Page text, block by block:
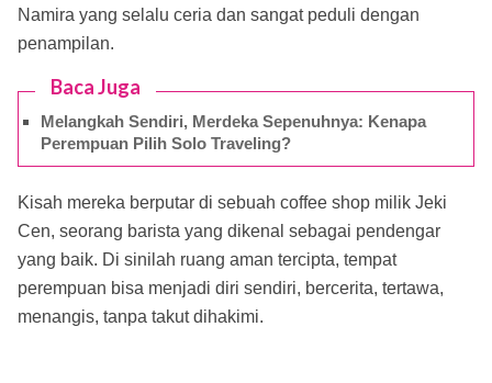
Namira yang selalu ceria dan sangat peduli dengan
penampilan.
Baca Juga
Melangkah Sendiri, Merdeka Sepenuhnya: Kenapa
Perempuan Pilih Solo Traveling?
Kisah mereka berputar di sebuah coffee shop milik Jeki
Cen, seorang barista yang dikenal sebagai pendengar
yang baik. Di sinilah ruang aman tercipta, tempat
perempuan bisa menjadi diri sendiri, bercerita, tertawa,
menangis, tanpa takut dihakimi.